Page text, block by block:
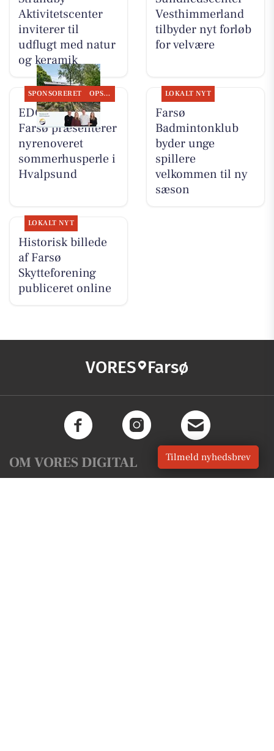
Aktivitetscenter
inviterer til
udflugt med natur
og keramik
Vesthimmerland
tilbyder nyt forløb
for velvære
SPONSORERET OPSLAGSTAVLEN
EDC Danebo,
Farsø præsenterer
nyrenoveret
sommerhusperle i
Hvalpsund
LOKALT NYT
Farsø
Badmintonklub
byder unge
spillere
velkommen til ny
sæson
LOKALT NYT
Historisk billede
af Farsø
Skytteforening
publiceret online
VORES Farsø
OM VORES DIGITAL Tilmeld nyhedsbrev